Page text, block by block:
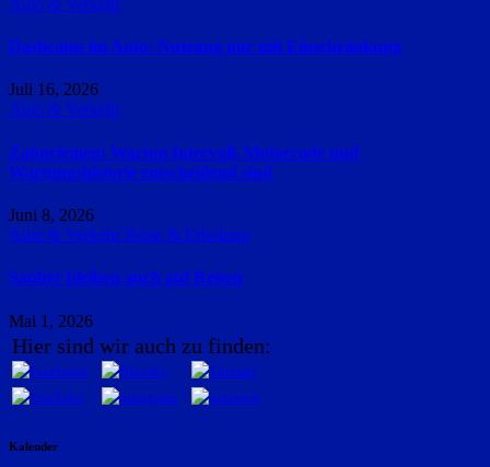
Auto & Verkehr
Dashcams im Auto: Nutzung nur mit Einschränkung
Juli 16, 2026
Auto & Verkehr
Zahnriemen: Warum Intervall, Motorcode und
Wartungshistorie entscheidend sind
Juni 8, 2026
Auto & Verkehr Reise & Erholung
Sauber bleiben auch auf Reisen
Mai 1, 2026
Hier sind wir auch zu finden:
Kalender